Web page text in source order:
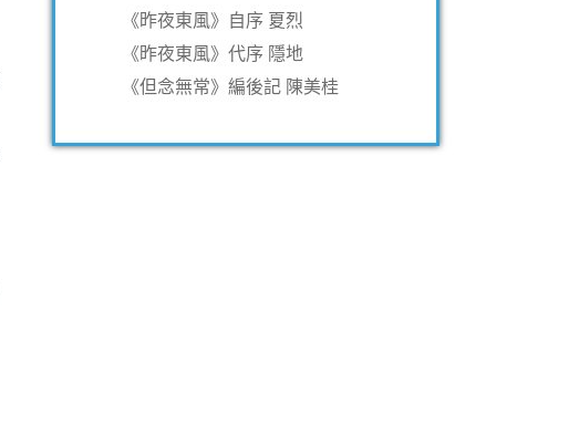
《昨夜東風》自序 夏烈
《昨夜東風》代序 隱地
《但念無常》編後記 陳美桂